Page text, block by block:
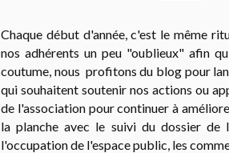
Chaque début d'année, c'est le même
nos adhérents un peu "oublieux" afin
coutume, nous profitons du blog pour
qui souhaitent soutenir nos actions ou
de l'association pour continuer à
la planche avec le suivi du dossier de
l'occupation de l'espace public, les